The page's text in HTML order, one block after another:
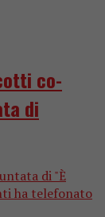
co-
di
di "È
ha telefonato